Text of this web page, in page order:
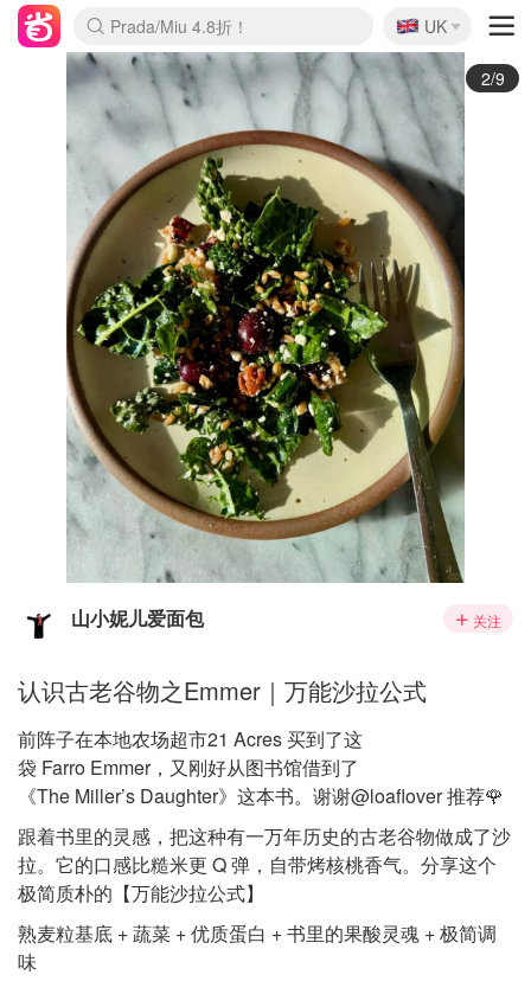
麦卢卡蜂蜜夏促！个位数！
Prada/Miu 4.8折！
啥？必胜客披萨5折！
🇬🇧
UK
3/9
山小妮儿爱面包 关注
认识古老谷物之Emmer｜万能沙拉公式
前阵子在本地农场超市21 Acres 买到了这
袋 Farro Emmer，又刚好从图书馆借到了
《The Miller’s Daughter》这本书。谢谢@loaflover 推荐🌹
跟着书里的灵感，把这种有一万年历史的古老谷物做成了沙
拉。它的口感比糙米更 Q 弹，自带烤核桃香气。分享这个
极简质朴的【万能沙拉公式】
熟麦粒基底 + 蔬菜 + 优质蛋白 + 书里的果酸灵魂 + 极简调
味